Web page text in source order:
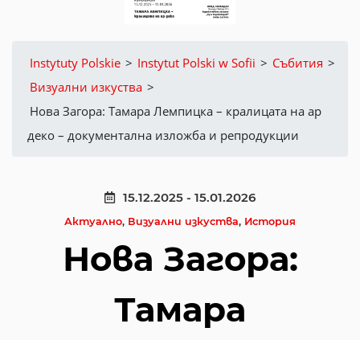
Instytuty Polskie > Instytut Polski w Sofii > Събития >
Визуални изкуства >
Нова Загора: Тамара Лемпицка – кралицата на ар
деко – документална изложба и репродукции
15.12.2025 - 15.01.2026
Актуално, Визуални изкуства, История
Нова Загора:
Тамара